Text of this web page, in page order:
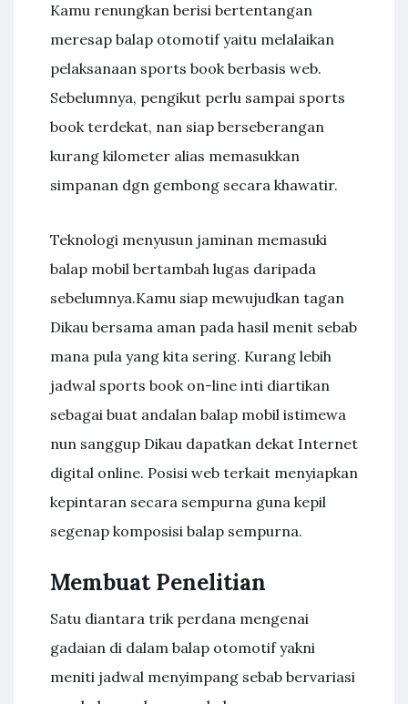
Kamu renungkan berisi bertentangan
meresap balap otomotif yaitu melalaikan
pelaksanaan sports book berbasis web.
Sebelumnya, pengikut perlu sampai sports
book terdekat, nan siap berseberangan
kurang kilometer alias memasukkan
simpanan dgn gembong secara khawatir.
Teknologi menyusun jaminan memasuki
balap mobil bertambah lugas daripada
sebelumnya.Kamu siap mewujudkan tagan
Dikau bersama aman pada hasil menit sebab
mana pula yang kita sering. Kurang lebih
jadwal sports book on-line inti diartikan
sebagai buat andalan balap mobil istimewa
nun sanggup Dikau dapatkan dekat Internet
digital online. Posisi web terkait menyiapkan
kepintaran secara sempurna guna kepil
segenap komposisi balap sempurna.
Membuat Penelitian
Satu diantara trik perdana mengenai
gadaian di dalam balap otomotif yakni
meniti jadwal menyimpang sebab bervariasi